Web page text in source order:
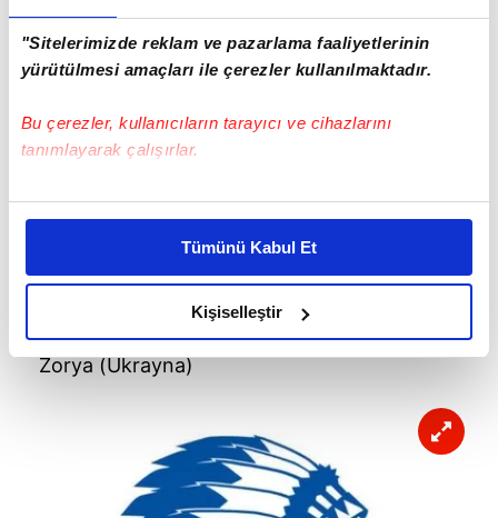
"Sitelerimizde reklam ve pazarlama faaliyetlerinin
yürütülmesi amaçları ile çerezler kullanılmaktadır.
Bu çerezler, kullanıcıların tarayıcı ve cihazlarını
tanımlayarak çalışırlar.
Bu çerezlere izin vermeniz halinde sizlere özel
daha iyi reklam deneyimi yaşatabiliriz. Bunu yaparken
amacımızın size daha iyi bir reklam deneyimi sunmak
olduğunu ve sizlere en iyi içerikleri sunabilmek adına
elimizden gelen çabayı gösterdiğimizi ve bu noktada,
reklamların maliyetlerimizi karşılamak noktasında tek gelir
Her halükârda, kullanıcılar, bu çerezlere izin vermedikleri
takdirde, kullanıcılara hedefli reklamlar
gösterilmeyecektir."
Tümünü Kabul Et
Kişiselleştir
Braga (Portekiz)
Zorya (Ukrayna)